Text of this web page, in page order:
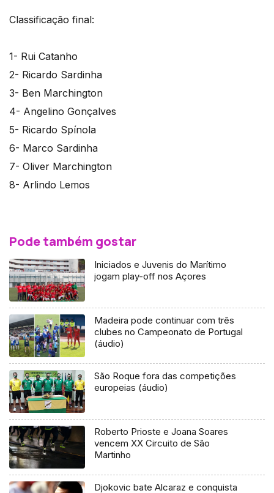
Classificação final:
1- Rui Catanho
2- Ricardo Sardinha
3- Ben Marchington
4- Angelino Gonçalves
5- Ricardo Spínola
6- Marco Sardinha
7- Oliver Marchington
8- Arlindo Lemos
Pode também gostar
Iniciados e Juvenis do Marítimo
jogam play-off nos Açores
Madeira pode continuar com três
clubes no Campeonato de Portugal
(áudio)
São Roque fora das competições
europeias (áudio)
Roberto Prioste e Joana Soares
vencem XX Circuito de São
Martinho
Djokovic bate Alcaraz e conquista